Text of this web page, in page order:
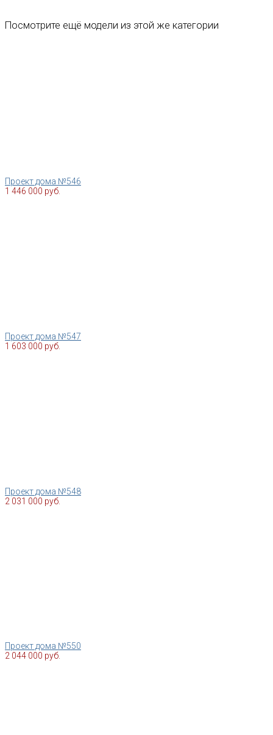
Посмотрите ещё модели из этой же категории
Проект дома №546
1 446 000 руб.
Проект дома №547
1 603 000 руб.
Проект дома №548
2 031 000 руб.
Проект дома №550
2 044 000 руб.